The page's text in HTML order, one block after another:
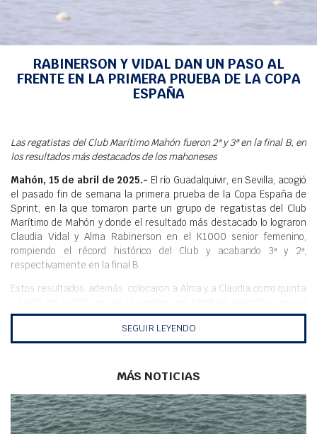
CONTACTO
Agenda
Webcam
NOTICIAS PIRAGÜISMO
RABINERSON Y VIDAL DAN UN PASO AL
FRENTE EN LA PRIMERA PRUEBA DE LA COPA
ESPAÑA
Las regatistas del Club Marítimo Mahón fueron 2ª y 3ª en la final B, en
los resultados más destacados de los mahoneses
Mahón, 15 de abril de 2025.- El río Guadalquivir, en Sevilla, acogió
el pasado fin de semana la primera prueba de la Copa España de
Sprint, en la que tomaron parte un grupo de regatistas del Club
Marítimo de Mahón y donde el resultado más destacado lo lograron
Claudia Vidal y Alma Rabinerson en el K1000 senior femenino,
rompiendo el récord histórico del Club y acabando 3ª y 2ª,
respectivamente en la final B.
Estos resultados, además, colocaron a Alma y a Claudia como quinta
Europeo y el Mundial con un tiempo, respectivamente, de 4:07,8 y
4:08,4. Los técnicos se muestran optimistas de cara la siguiente
cita de la Copa España.
Además, Ana Carreras fue tercera en la final C 500 metros junior
con 2:06, mientras que Pablo Espíldora, en K1 1000 metros junior,
no logró pasar la crono tras enredarse su timón con un hilo de
pescar lo que mermó su rendimiento.
SEGUIR LEYENDO
MÁS NOTICIAS